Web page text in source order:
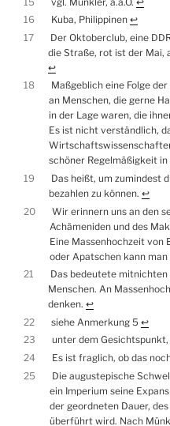
16
Kuba, Philippinen ↩︎
17
Der Oktoberclub, eine
die Straße, rot ist der Mai,
↩︎
18
Maßgeblich eine Folge
an Menschen, die gerne
in der Lage waren, die
Es ist nicht verständlich,
schöner Regelmäßigkeit
19
Das heißt, um zumindest
bezahlen zu können. ↩︎
20
Wir erinnern uns an den
Achämeniden und des
Eine Massenhochzeit von
oder Apatschen kann
21
Das bedeutete
Menschen. An
denken. ↩︎
22
siehe Anmerkung 5 ↩︎
23
unter dem
24
Es ist fraglich, ob das
25
Die augustepische
ein Imperium seine
der geordneten Dauer,
überführt wird. Nach